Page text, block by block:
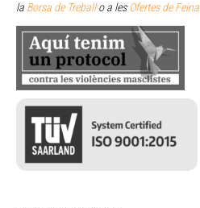
la Borsa de Treballo a lesOfertes de Feina